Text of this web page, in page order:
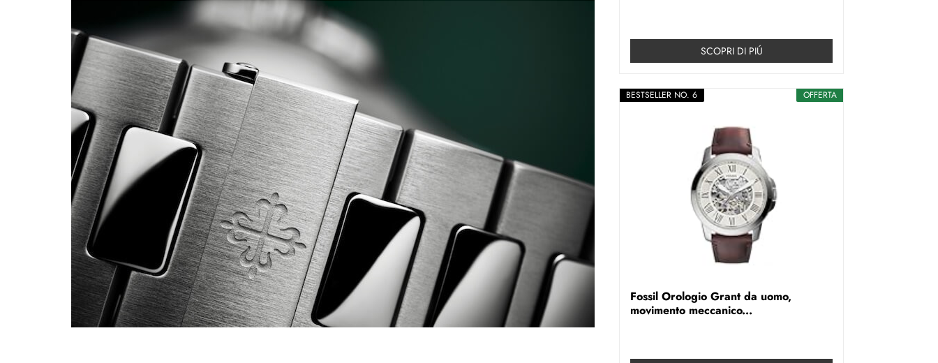
SCOPRI DI PIÚ
OFFERTA
BESTSELLER NO. 6
Fossil Orologio Grant da uomo,
movimento meccanico...